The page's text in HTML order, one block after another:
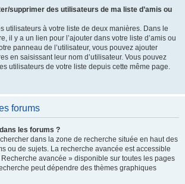
supprimer des utilisateurs de ma liste d’amis ou
utilisateurs à votre liste de deux manières. Dans le
il y a un lien pour l’ajouter dans votre liste d’amis ou
panneau de l’utilisateur, vous pouvez ajouter
en saisissant leur nom d’utilisateur. Vous pouvez
utilisateurs de votre liste depuis cette même page.
forums
les forums ?
dans la zone de recherche située en haut des
ou de sujets. La recherche avancée est accessible
avancée » disponible sur toutes les pages
peut dépendre des thèmes graphiques